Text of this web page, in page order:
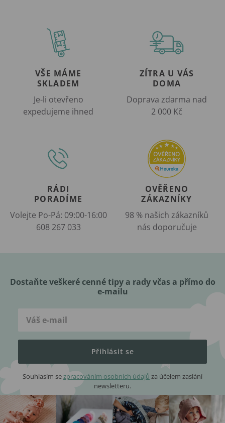
VŠE MÁME
SKLADEM
Je-li otevřeno
expedujeme ihned
ZÍTRA U VÁS
DOMA
Doprava zdarma nad
2 000 Kč
RÁDI
PORADÍME
Volejte Po-Pá: 09:00-16:00
608 267 033
OVĚŘENO
ZÁKAZNÍKY
98 % našich zákazníků
nás doporučuje
Dostaňte veškeré cenné tipy a rady včas a přímo do
e-mailu
Přihlásit se
Souhlasím sezpracováním osobních údajů za účelem zaslání
newsletteru.